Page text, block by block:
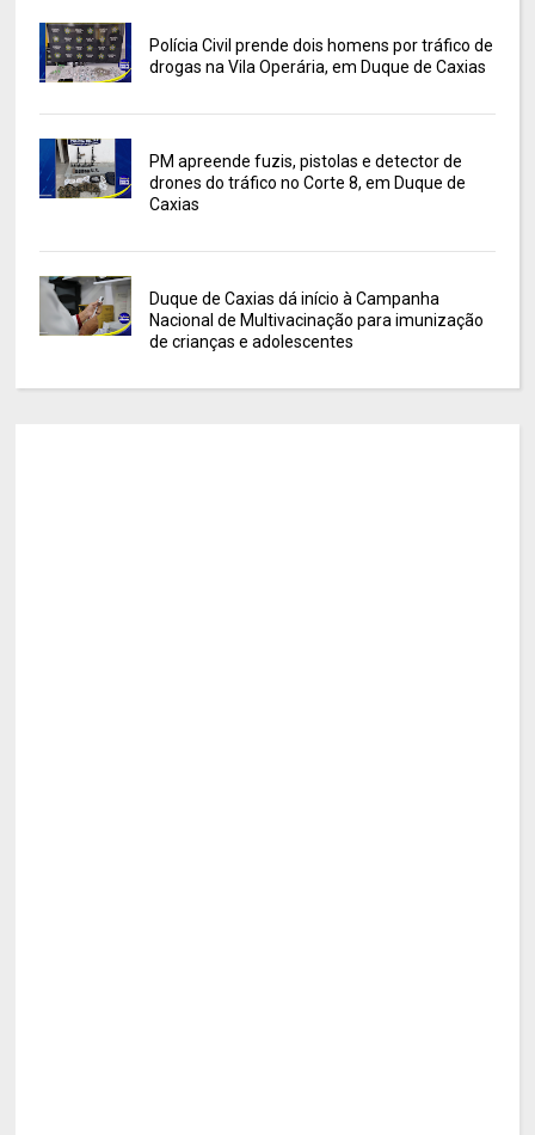
Polícia Civil prende dois homens por tráfico de
drogas na Vila Operária, em Duque de Caxias
PM apreende fuzis, pistolas e detector de
drones do tráfico no Corte 8, em Duque de
Caxias
Duque de Caxias dá início à Campanha
Nacional de Multivacinação para imunização
de crianças e adolescentes